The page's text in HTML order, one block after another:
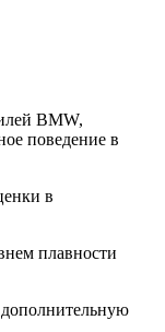
BMW,
поведение в
в
плавности
дополнительную